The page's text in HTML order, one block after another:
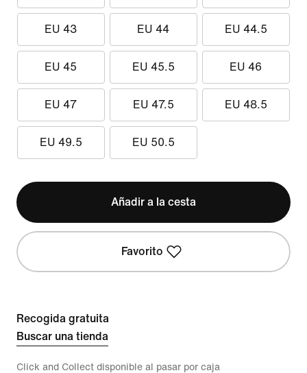
EU 43 EU 44 EU 44.5
EU 45 EU 45.5 EU 46
EU 47 EU 47.5 EU 48.5
EU 49.5 EU 50.5
Añadir a la cesta
Favorito
Recogida gratuita
Buscar una tienda
Click and Collect disponible al pasar por caja